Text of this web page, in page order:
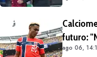
futuro:
Lipsia".
ago 06,